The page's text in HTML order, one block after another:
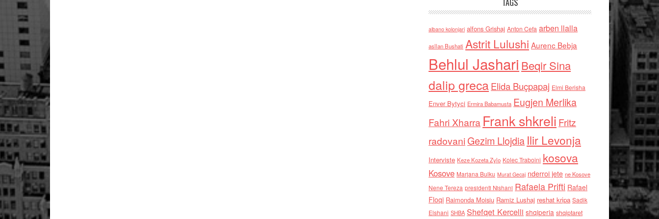
TAGS
albano kolonjari alfons Grishaj Anton Cefa arben llalla
asllan Bushati Astrit Lulushi Aurenc Bebja
Behlul Jashari Beqir Sina
dalip grecaElida Buçpapaj Elmi Berisha
Enver Bytyci Ermira Babamusta Eugjen Merlika
Fahri Xharra Frank shkreli Fritz
radovaniGezim Llojdia Ilir Levonja
Interviste Keze Kozeta Zylo Kolec Traboini kosova
Kosove Marjana Bulku Murat Gecaj nderroi jete ne Kosove
Nene Tereza presidenti Nishani Rafaela Prifti Rafael
Floqi Raimonda Moisiu Ramiz Lushaj reshat kripa Sadik
Elshani SHBA Shefqet Kercelli shqiperia shqiptaret